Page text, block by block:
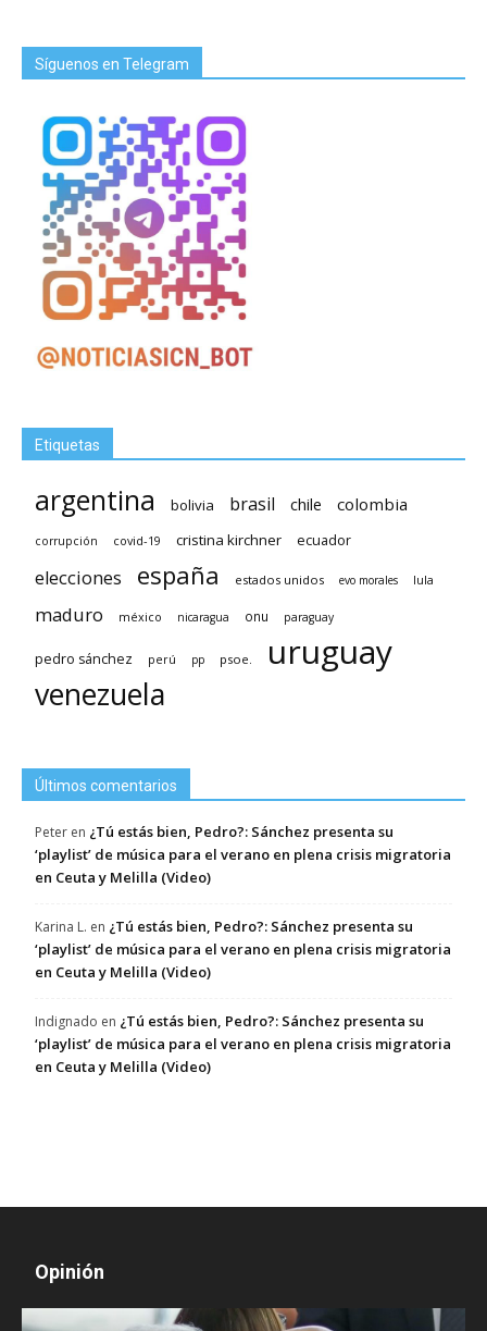
Síguenos en Telegram
Etiquetas
argentina bolivia brasil chile colombia
corrupción covid-19 cristina kirchner ecuador
elecciones españa estados unidos evo morales lula
maduro méxico nicaragua onu paraguay
pedro sánchez perú pp psoe. uruguay
venezuela
Últimos comentarios
Peter en ¿Tú estás bien, Pedro?: Sánchez presenta su
‘playlist’ de música para el verano en plena crisis migratoria
en Ceuta y Melilla (Video)
Karina L. en ¿Tú estás bien, Pedro?: Sánchez presenta su
‘playlist’ de música para el verano en plena crisis migratoria
en Ceuta y Melilla (Video)
Indignado en ¿Tú estás bien, Pedro?: Sánchez presenta su
‘playlist’ de música para el verano en plena crisis migratoria
en Ceuta y Melilla (Video)
Opinión